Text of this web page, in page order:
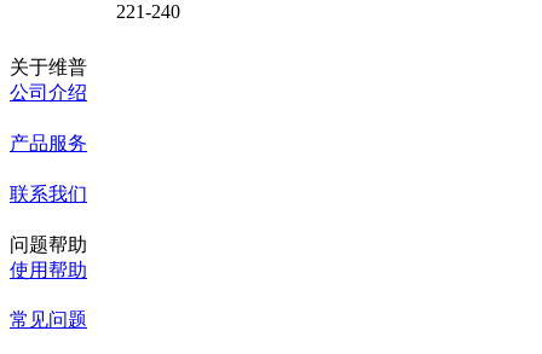
221-240
关于维普
公司介绍
产品服务
联系我们
问题帮助
使用帮助
常见问题